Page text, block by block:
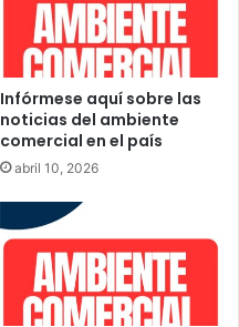
Infórmese aquí sobre las
noticias del ambiente
comercial en el país
abril 10, 2026